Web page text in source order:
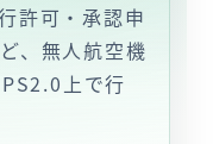
許可・承認申
、無人航空機
上で行